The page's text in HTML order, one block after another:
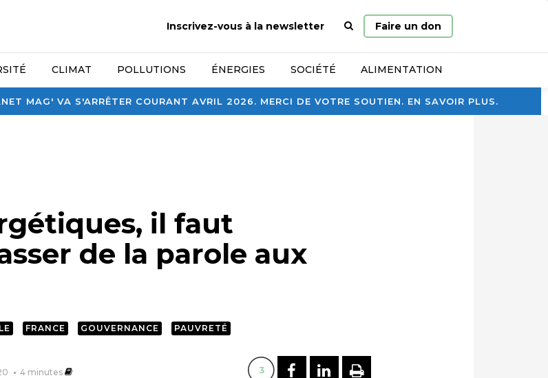
MAG' VA S'ARRÊTER COURANT AVRIL 2026. MERCI DE VOTRE SOUTIEN. EN SAVOIR PLUS.
Inscrivez-vous à la newsletter
Page
d’accueil
Faire un don
CLIMAT POLLUTIONS ÉNERGIES SOCIÉTÉ ALIMENTATION
il faut
de la parole aux
FRANCE GOUVERNANCE PAUVRETÉ
4 minutes 3 PARTAGER SUR FACEBOOK
PARTAGER SUR
IMPRIMER